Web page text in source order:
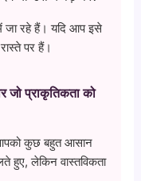
जा रहे हैं। यदि आप इसे
पर हैं।
जो प्राकृतिकता को
कुछ बहुत आसान
हुए, लेकिन वास्तविकता